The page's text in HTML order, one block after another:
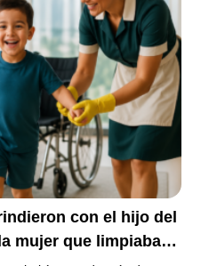
con el hijo del
mujer que limpiaba